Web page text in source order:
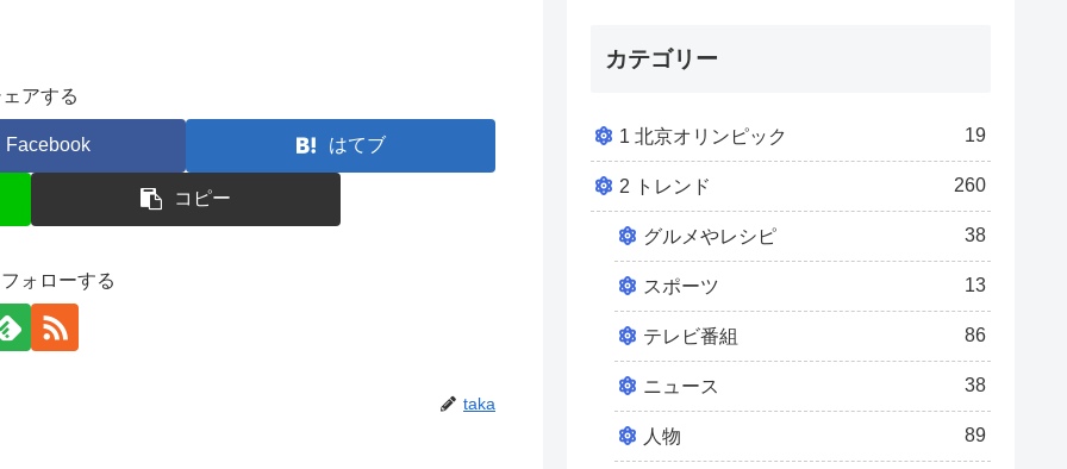
アする
Facebook はてブ
コピー
ォローする
taka
カテゴリー
1 北京オリンピック 19
2 トレンド 260
グルメやレシピ 38
スポーツ 13
テレビ番組 86
ニュース 38
人物 89